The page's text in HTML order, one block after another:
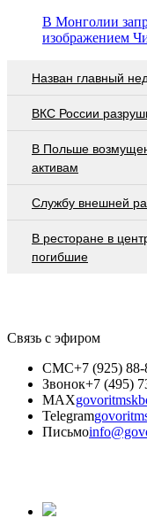
В Монголии
изображением
Назван главный
ВКС России
В Польше
активам
Службу внешней
В ресторане в
погибшие
Связь с эфиром
СМС+7 (925)
Звонок+7 (495)
MAX
Telegram
Письмо